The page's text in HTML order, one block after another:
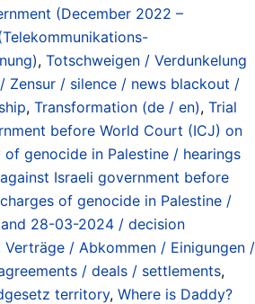
(December 2022 –
, Totschweigen / Verdunkelung
Zensur / silence / news blackout /
, Transformation (de / en), Trial
before World Court (ICJ) on
genocide in Palestine / hearings
Israeli government before
of genocide in Palestine /
28-03-2024 / decision
Verträge / Abkommen / Einigungen /
/ deals / settlements,
territory, Where is Daddy?